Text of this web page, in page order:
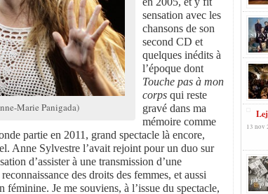
Marie Panigada)
sensation avec les
chansons de son
second CD et
quelques inédits à
l’époque dont
Touche pas à mon
corps qui reste
gravé dans ma
mémoire comme
partie en 2011, grand spectacle là encore,
Anne Sylvestre l’avait rejoint pour un duo sur
d’assister à une transmission d’une
des droits des femmes, et aussi
féminine. Je me souviens, à l’issue du spectacle,
13 nov